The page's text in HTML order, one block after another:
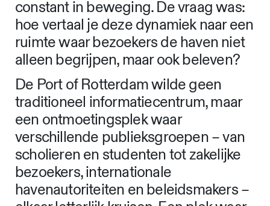
constant in beweging. De vraag was:
hoe vertaal je deze dynamiek naar een
ruimte waar bezoekers de haven niet
alleen begrijpen, maar ook beleven?
De Port of Rotterdam wilde geen
traditioneel informatiecentrum, maar
een ontmoetingsplek waar
verschillende publieksgroepen – van
scholieren en studenten tot zakelijke
bezoekers, internationale
havenautoriteiten en beleidsmakers –